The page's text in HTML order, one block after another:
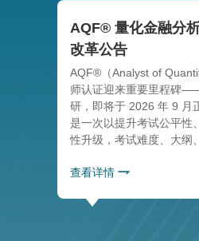
AQF® 量化金融分
改革公告
AQF®（Analyst of
师认证迎来重要里程碑
研，即将于 2026 年 9 月
是一次以提升考试公平性
性升级，考试难度、大纲
查看详情